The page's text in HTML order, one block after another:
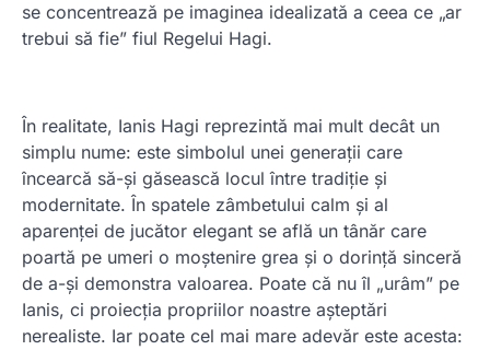
se concentrează pe imaginea idealizată a ceea ce „ar
trebui să fie” fiul Regelui Hagi.
În realitate, Ianis Hagi reprezintă mai mult decât un
simplu nume: este simbolul unei generații care
încearcă să-și găsească locul între tradiție și
modernitate. În spatele zâmbetului calm și al
aparenței de jucător elegant se află un tânăr care
poartă pe umeri o moștenire grea și o dorință sinceră
de a-și demonstra valoarea. Poate că nu îl „urâm” pe
Ianis, ci proiecția propriilor noastre așteptări
nerealiste. Iar poate cel mai mare adevăr este acesta: